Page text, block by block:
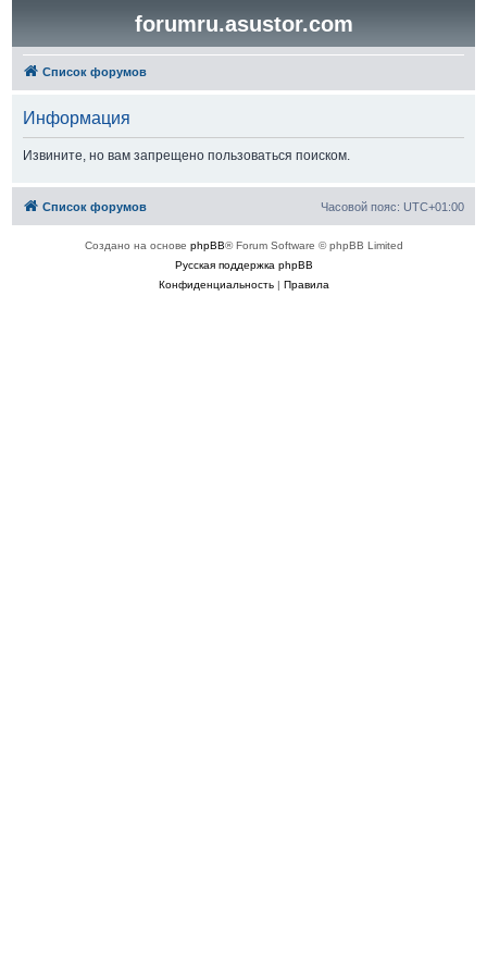
forumru.asustor.com
Список форумов
Информация
Извините, но вам запрещено пользоваться поиском.
Список форумов Часовой пояс: UTC+01:00
Создано на основе phpBB® Forum Software © phpBB Limited
Русская поддержка phpBB
Конфиденциальность| Правила